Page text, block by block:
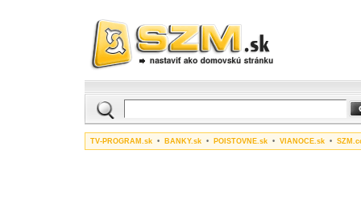
TV-PROGRAM.sk • BANKY.sk • POISTOVNE.sk • VIANOCE.sk •